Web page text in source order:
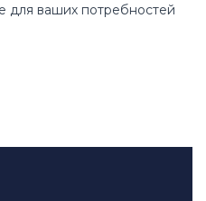
для ваших потребностей